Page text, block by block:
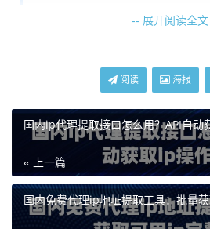
选择代理IP服务时需重点关注四个维
资源带来的污染风险。天启代理采
要。
：优秀的代理软件应同
CKS5协议。特别是SOCKS5协议在
现，直接影响文件传输等业务的效率
：接口请求时间需稳定在1
-- 展开阅读全
阅读 海报
国内ip代理提取接口怎么用？API自动
« 上一篇
国内免费代理ip地址提取工具：批量